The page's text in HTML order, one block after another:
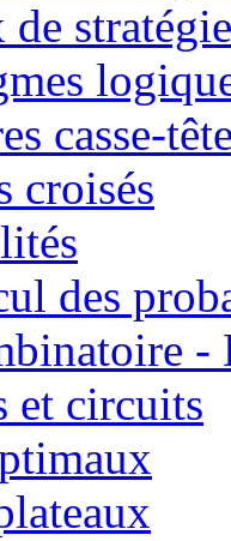
de stratégie
casse-
croisés
des
-
et circuits